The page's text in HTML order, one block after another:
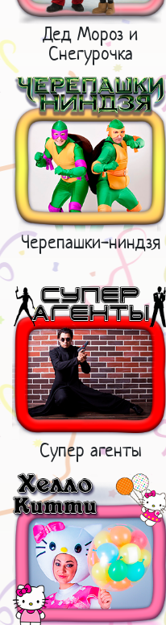
Дед Мороз и
Снегурочка
Черепашки-ниндзя
Супер агенты